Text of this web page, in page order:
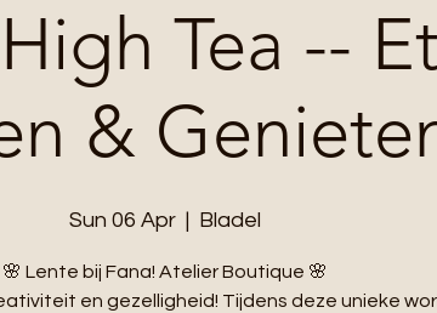
Tea --
&
Sun 06 Apr
  |
Bladel
🌸 Lente bij Fana! Atelier Boutique 🌸
en gezelligheid! Tijdens deze unieke